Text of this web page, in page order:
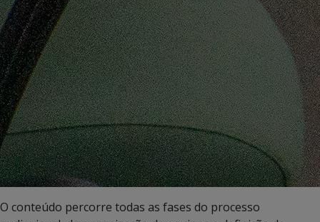
O conteúdo percorre todas as fases do processo